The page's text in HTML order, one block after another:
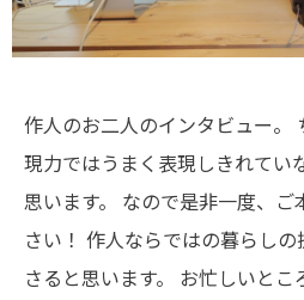
作人のお二人のインタビュー。
現力ではうまく表現しきれてい
思います。
なので是非一度、ご
さい！ 作人ならではの暮らし
さると思います。
お忙しいとこ